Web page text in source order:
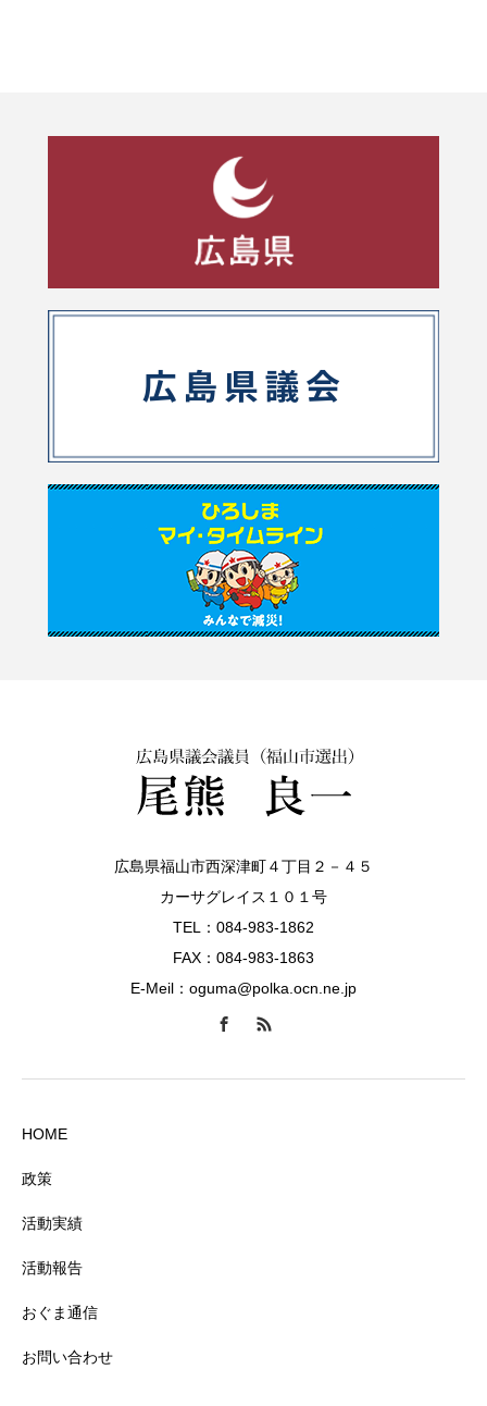
広島県福山市西深津町４丁目２－４５
カーサグレイス１０１号
TEL：084-983-1862
FAX：084-983-1863
E-Meil：oguma@polka.ocn.ne.jp
HOME
政策
活動実績
活動報告
おぐま通信
お問い合わせ